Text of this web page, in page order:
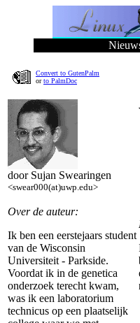
Convert to GutenPalm
orto PalmDoc
door Sujan Swearingen
<swear000(at)uwp.edu>
Over de auteur:
Ik ben een eerstejaars student
van de Wisconsin
Universiteit - Parkside.
Voordat ik in de genetica
onderzoek terecht kwam,
was ik een laboratorium
technicus op een plaatselijk